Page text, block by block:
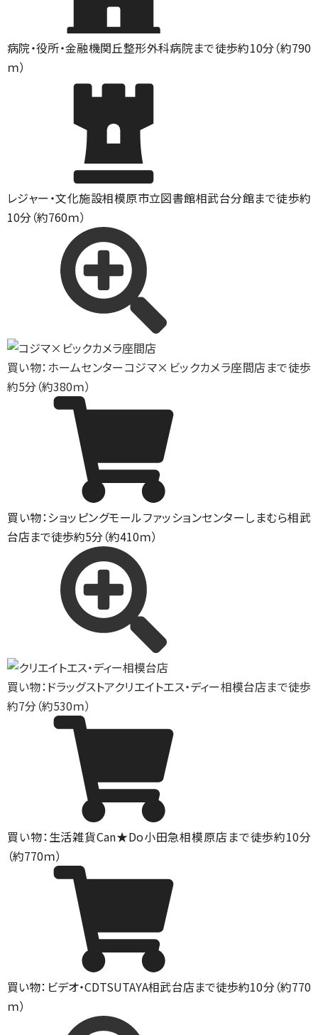
病院・役所・金融機関丘整形外科病院まで徒歩約10分（約790
ｍ）
レジャー・文化施設相模原市立図書館相武台分館まで徒歩約
10分（約760ｍ）
買い物：ホームセンターコジマ×ビックカメラ座間店まで徒歩
約5分（約380ｍ）
買い物：ショッピングモールファッションセンターしまむら相武
台店まで徒歩約5分（約410ｍ）
買い物：ドラッグストアクリエイトエス・ディー相模台店まで徒歩
約7分（約530ｍ）
買い物：生活雑貨Can★Do小田急相模原店まで徒歩約10分
（約770ｍ）
買い物：ビデオ・CDTSUTAYA相武台店まで徒歩約10分（約770
ｍ）